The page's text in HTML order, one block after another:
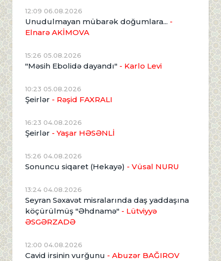
12:09 06.08.2026
Unudulmayan mübarək doğumlara... -
Elnarə AKİMOVA
15:26 05.08.2026
"Məsih Ebolidə dayandı" - Karlo Levi
10:23 05.08.2026
Şeirlər - Rəşid FAXRALI
16:23 04.08.2026
Şeirlər - Yaşar HƏSƏNLİ
15:26 04.08.2026
Sonuncu siqaret (Hekayə) - Vüsal NURU
13:24 04.08.2026
Seyran Səxavət misralarında daş yaddaşına
köçürülmüş "Əhdnamə" - Lütviyyə
ƏSGƏRZADƏ
12:00 04.08.2026
Cavid irsinin vurğunu - Abuzər BAĞIROV